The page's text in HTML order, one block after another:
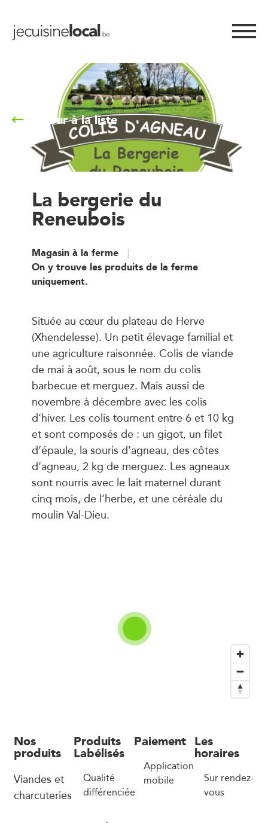
Retour à la liste
La bergerie du
Reneubois
Magasin à la ferme
On y trouve les produits de la ferme
uniquement.
Située au cœur du plateau de Herve
(Xhendelesse). Un petit élevage familial et
une agriculture raisonnée. Colis de viande
de mai à août, sous le nom du colis
barbecue et merguez. Mais aussi de
novembre à décembre avec les colis
d’hiver. Les colis tournent entre 6 et 10 kg
et sont composés de : un gigot, un filet
d’épaule, la souris d’agneau, des côtes
d’agneau, 2 kg de merguez. Les agneaux
sont nourris avec le lait maternel durant
cinq mois, de l’herbe, et une céréale du
moulin Val-Dieu.
Nos
produits
Viandes et
charcuteries
Produits
Labélisés
Qualité
différenciée
Paiement
Application
mobile
Les
horaires
Sur rendez-
vous